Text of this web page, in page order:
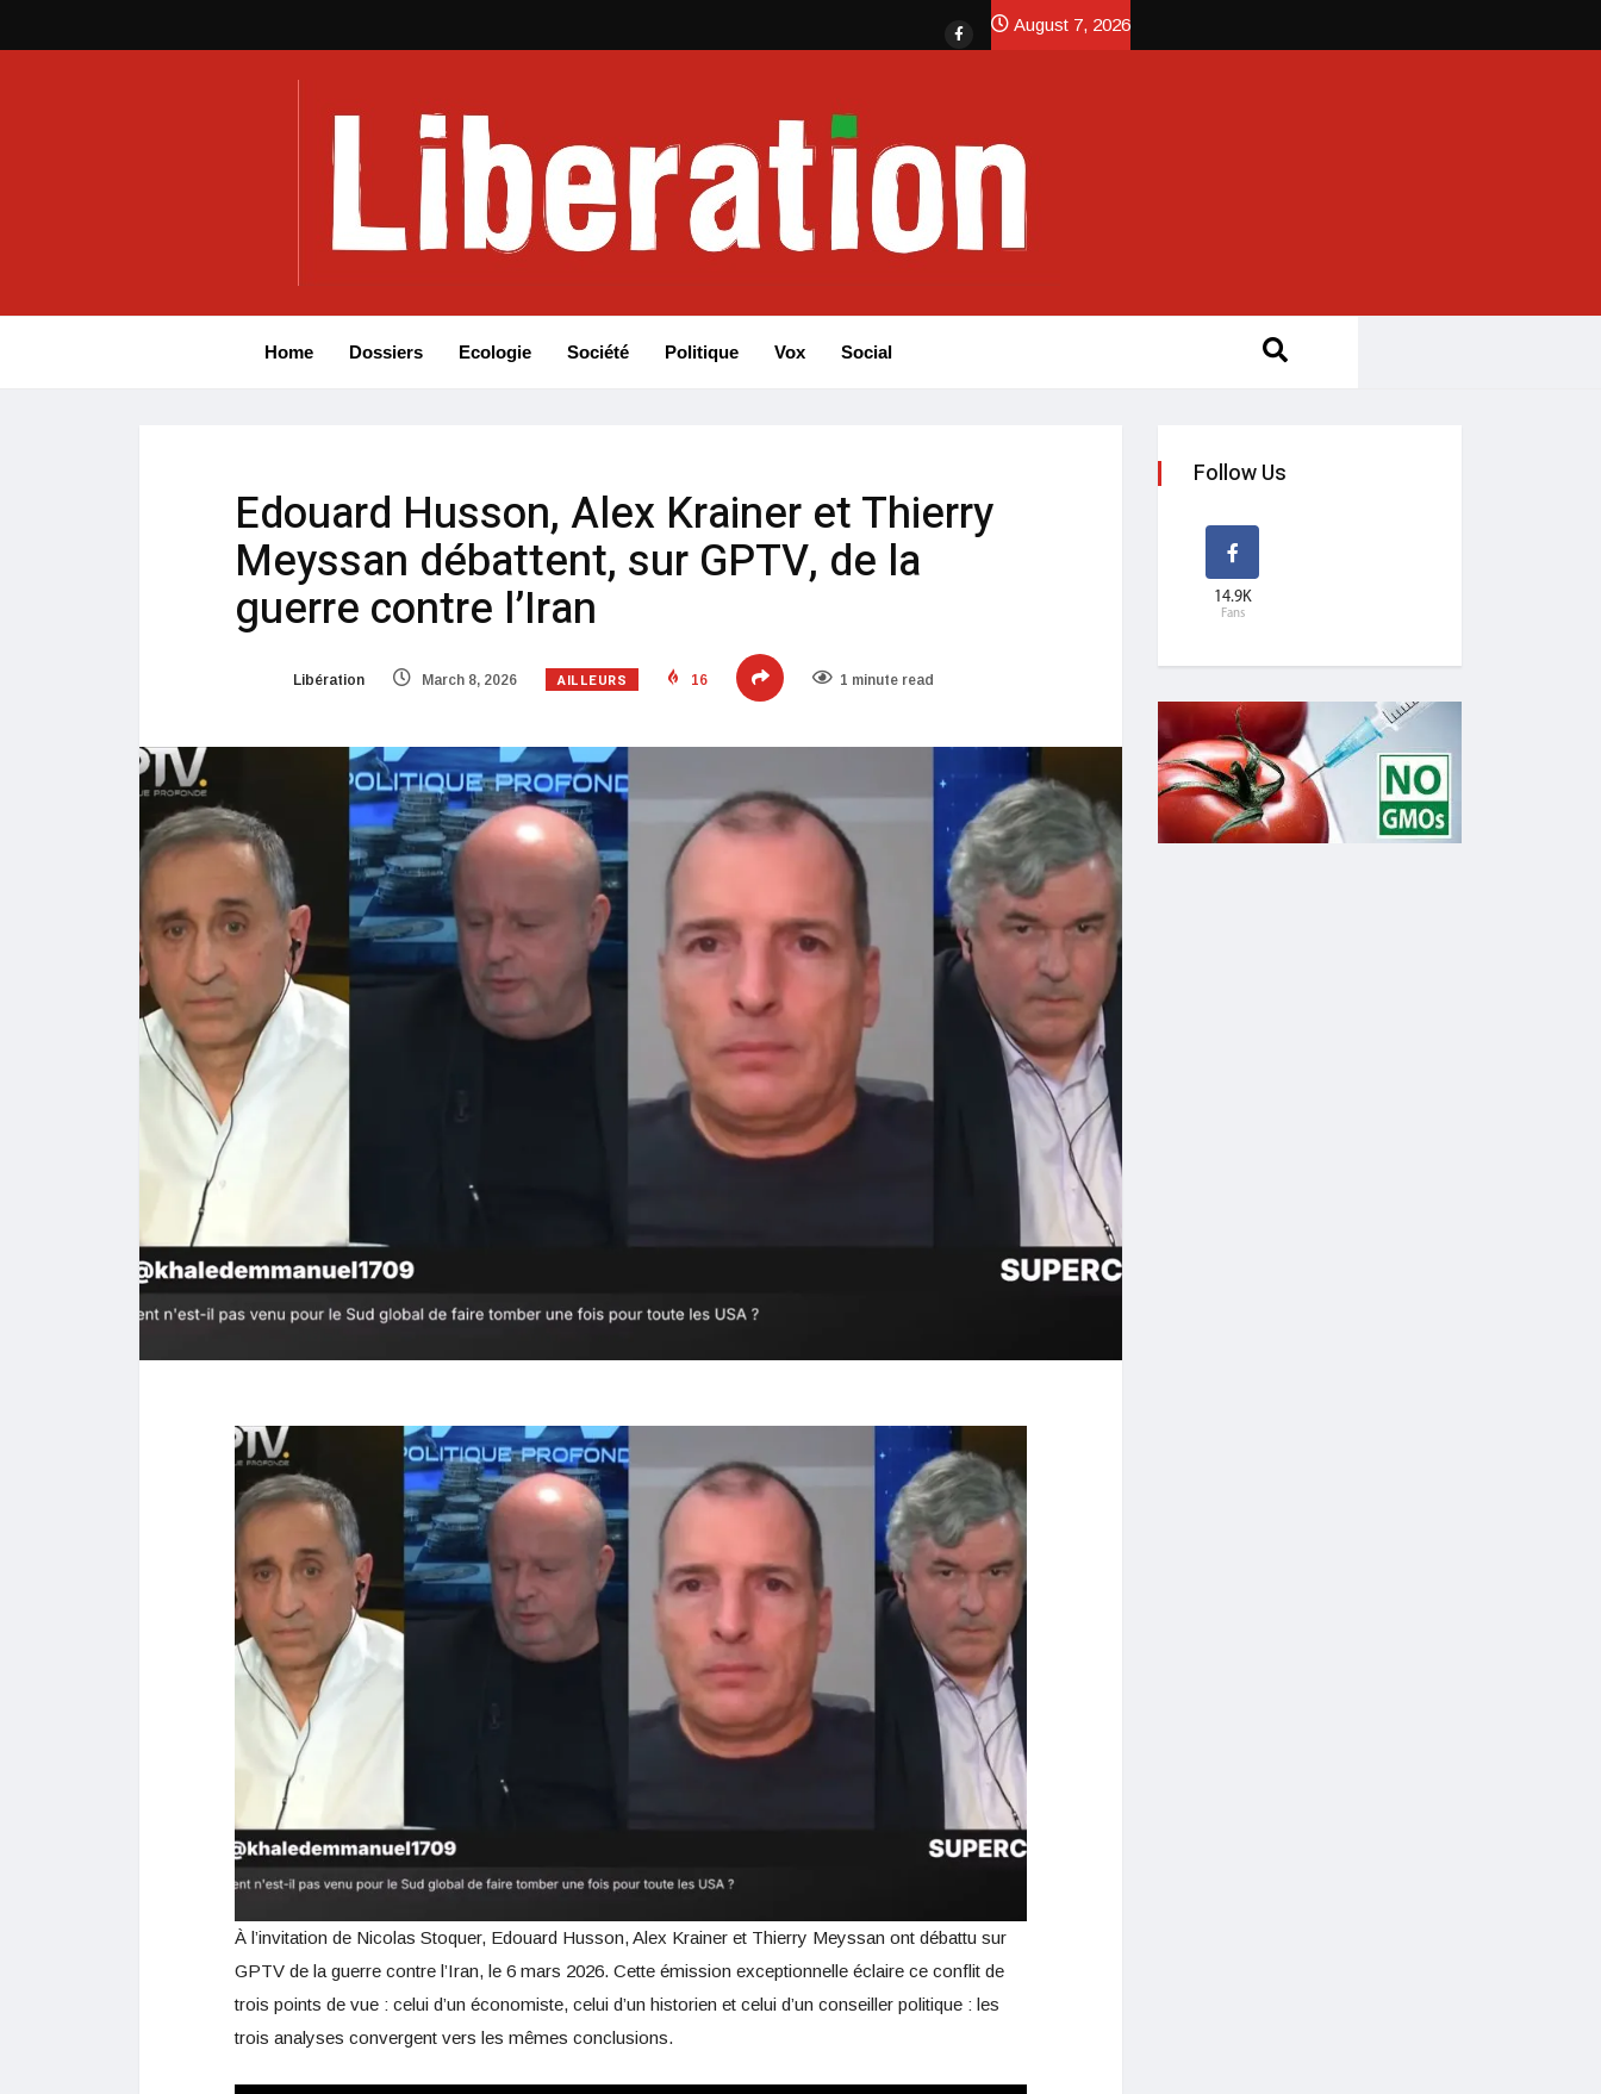
August 7, 2026
Home Dossiers Ecologie Société Politique Vox Social
Edouard Husson, Alex Krainer et Thierry
Meyssan débattent, sur GPTV, de la
guerre contre l’Iran
Libération March 8, 2026 AILLEURS 16 1 minute read
À l’invitation de Nicolas Stoquer, Edouard Husson, Alex Krainer et Thierry Meyssan ont débattu sur
GPTV de la guerre contre l’Iran, le 6 mars 2026. Cette émission exceptionnelle éclaire ce conflit de
trois points de vue : celui d’un économiste, celui d’un historien et celui d’un conseiller politique : les
trois analyses convergent vers les mêmes conclusions.
Follow Us
14.9K
Fans